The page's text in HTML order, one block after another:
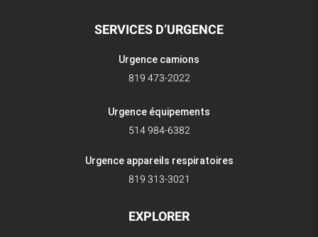
SERVICES D’URGENCE
Urgence camions
819 473-2022
Urgence équipements
514 984-6382
Urgence appareils respiratoires
819 313-3021
EXPLORER